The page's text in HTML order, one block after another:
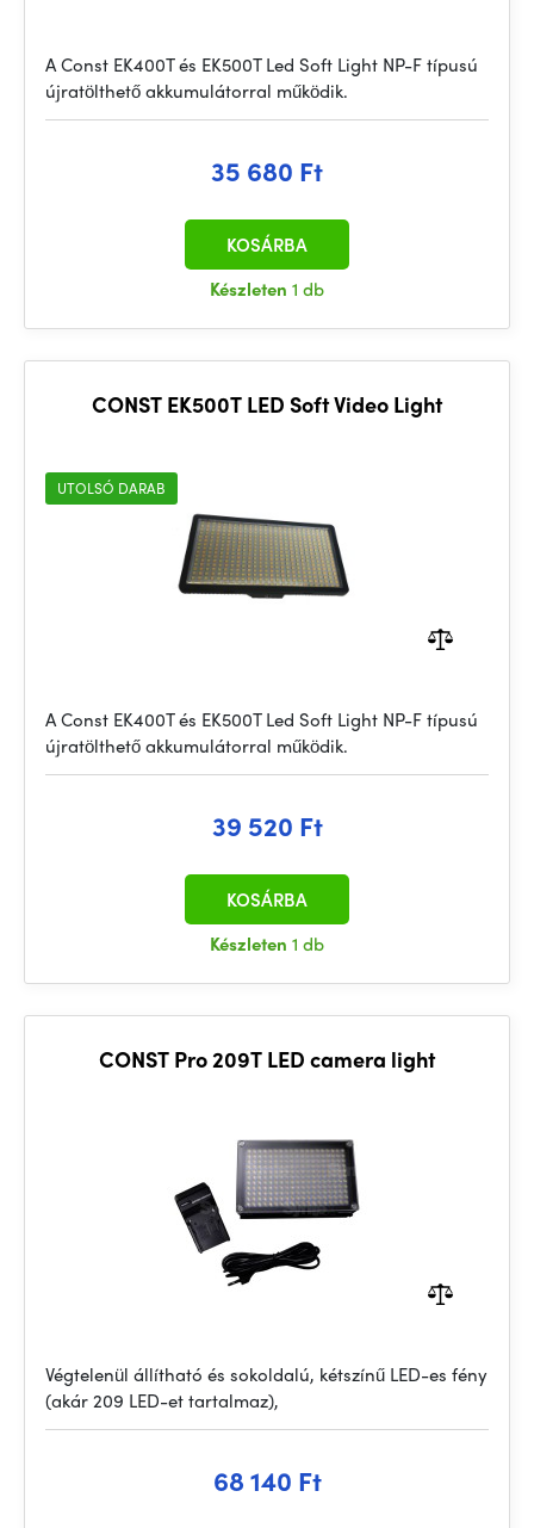
A Const EK400T és EK500T Led Soft Light NP-F típusú
újratölthető akkumulátorral működik.
35 680 Ft
Készleten 1 db
KOSÁRBA
CONST EK500T LED Soft Video Light
UTOLSÓ DARAB
A Const EK400T és EK500T Led Soft Light NP-F típusú
újratölthető akkumulátorral működik.
39 520 Ft
Készleten 1 db
KOSÁRBA
CONST Pro 209T LED camera light
Végtelenül állítható és sokoldalú, kétszínű LED-es fény
(akár 209 LED-et tartalmaz),
68 140 Ft